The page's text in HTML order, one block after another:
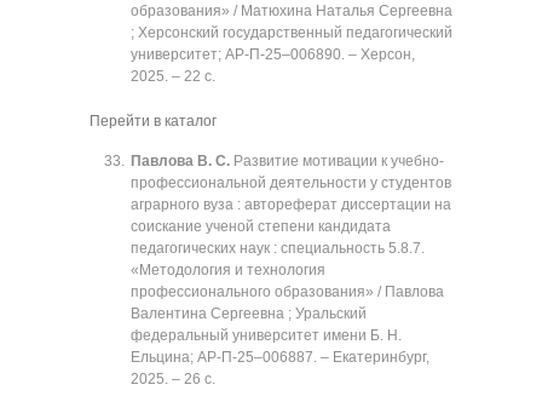
образования» / Матюхина Наталья Сергеевна
; Херсонский государственный педагогический
университет; АР-П-25‒006890. ‒ Херсон,
2025. ‒ 22 с.
Перейти в каталог
Павлова В. С. Развитие мотивации к учебно-
профессиональной деятельности у студентов
аграрного вуза : автореферат диссертации на
соискание ученой степени кандидата
педагогических наук : специальность 5.8.7.
«Методология и технология
профессионального образования» / Павлова
Валентина Сергеевна ; Уральский
федеральный университет имени Б. Н.
Ельцина; АР-П-25‒006887. ‒ Екатеринбург,
2025. ‒ 26 с.